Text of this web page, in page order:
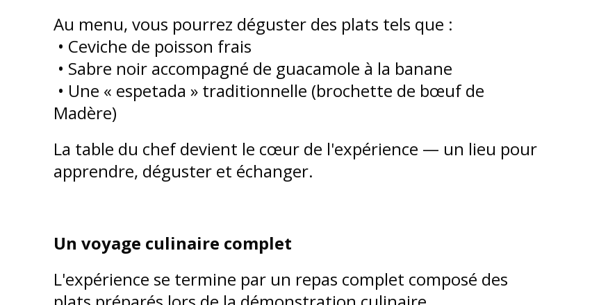
Au menu, vous pourrez déguster des plats tels que :
• Ceviche de poisson frais
• Sabre noir accompagné de guacamole à la banane
• Une « espetada » traditionnelle (brochette de bœuf de
Madère)
La table du chef devient le cœur de l'expérience — un lieu pour
apprendre, déguster et échanger.
Un voyage culinaire complet
L'expérience se termine par un repas complet composé des